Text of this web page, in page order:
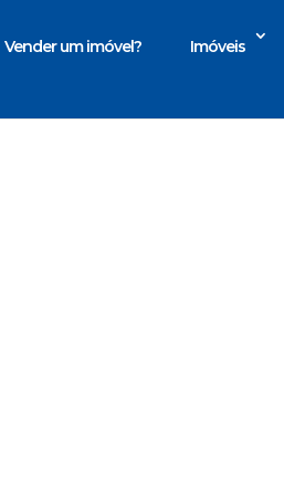
Vender um imóvel? Imóveis